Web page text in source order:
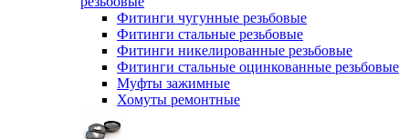
Фитинги чугунные резьбовые
Фитинги стальные резьбовые
Фитинги никелированные резьбовые
Фитинги стальные оцинкованные резьбовые
Муфты зажимные
Хомуты ремонтные